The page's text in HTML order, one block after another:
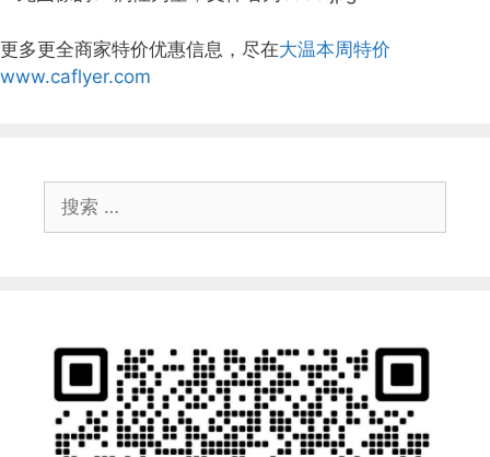
更多更全商家特价优惠信息，尽在大温本周特价
www.caflyer.com
索：